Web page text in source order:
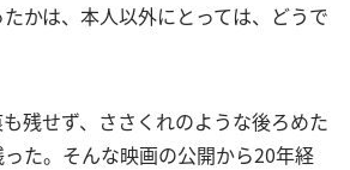
かは、本人以外にとっては、どうで
残せず、ささくれのような後ろめた
た。そんな映画の公開から20年経